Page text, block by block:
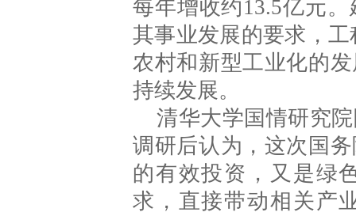
每年增收约13.5亿元
其事业发展的要求，
农村和新型工业化的
持续发展。
清华大学国情研究院
调研后认为，这次国
的有效投资，又是绿
求，直接带动相关产